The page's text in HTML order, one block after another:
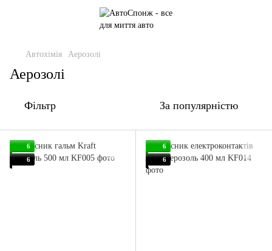
Автохімія Аерозолі
Аерозолі
Фільтр За популярністю
6
6
6
6